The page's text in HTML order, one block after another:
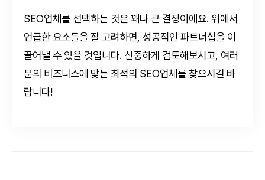
SEO업체를 선택하는 것은 꽤나 큰 결정이에요. 위에서
언급한 요소들을 잘 고려하면, 성공적인 파트너십을 이
끌어낼 수 있을 것입니다. 신중하게 검토해보시고, 여러
분의 비즈니스에 맞는 최적의 SEO업체를 찾으시길 바
랍니다!